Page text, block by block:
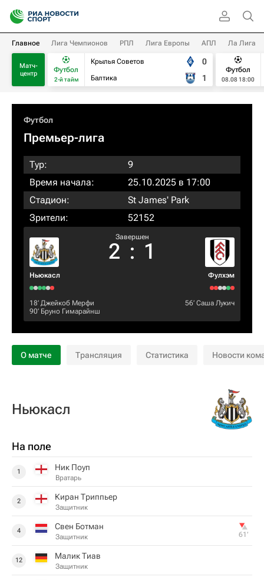
Главное Лига Чемпионов РПЛ Лига Европы АПЛ Ла Лига
Матч-
центр
Футбол
2-й тайм
Крылья Советов
Балтика
0
1
Футбол
08.08 18:00
Футбол
Премьер-лига
Тур:
9
Время начала:
25.10.2025 в 17:00
Стадион:
St James' Park
Зрители:
52152
Ньюкасл
Завершен
2 : 1
Фулхэм
18‎’‎ Джейкоб Мерфи
90‎’‎ Бруно Гимарайнш
56‎’‎ Саша Лукич
О матче Трансляция Статистика Новости
Ньюкасл
На поле
1 Ник Поуп
Вратарь
2 Киран Триппьер
Защитник
4 Свен Ботман
Защитник 61‎’‎
12 Малик Тиав
Защитник